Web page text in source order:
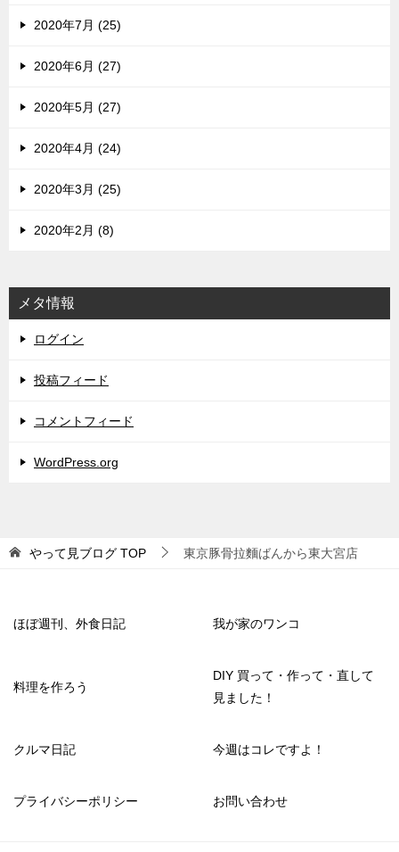
2020年7月 (25)
2020年6月 (27)
2020年5月 (27)
2020年4月 (24)
2020年3月 (25)
2020年2月 (8)
メタ情報
ログイン
投稿フィード
コメントフィード
WordPress.org
やって見ブログ TOP 東京豚骨拉麵ばんから東大宮店
ほぼ週刊、外食日記 我が家のワンコ
料理を作ろう
DIY 買って・作って・直して
見ました！
クルマ日記 今週はコレですよ！
プライバシーポリシー お問い合わせ